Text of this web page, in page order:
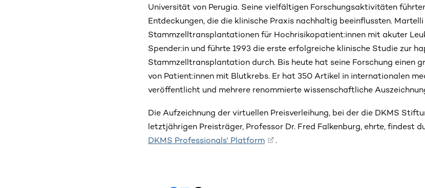
Universität von Perugia. Seine vielfältigen Forschungsaktivitäten
Entdeckungen, die die klinische Praxis nachhaltig beeinflussten.
Stammzelltransplantationen für Hochrisikopatient:innen mit akuter
Spender:in und führte 1993 die erste erfolgreiche klinische Studie zur
Stammzelltransplantation durch. Bis heute hat seine Forschung einen
von Patient:innen mit Blutkrebs. Er hat 350 Artikel in internationalen
veröffentlicht und mehrere renommierte wissenschaftliche
Die Aufzeichnung der virtuellen Preisverleihung, bei der die DKMS
letztjährigen Preisträger, Professor Dr. Fred Falkenburg, ehrte, findest
DKMS Professionals' Platform
.